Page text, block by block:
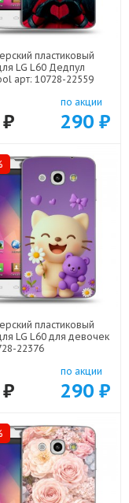
пластиковый
LG L60 Дедпул
арт: 10728-22559
по акции
290 ₽
пластиковый
LG L60 для девочек
22376
по акции
290 ₽